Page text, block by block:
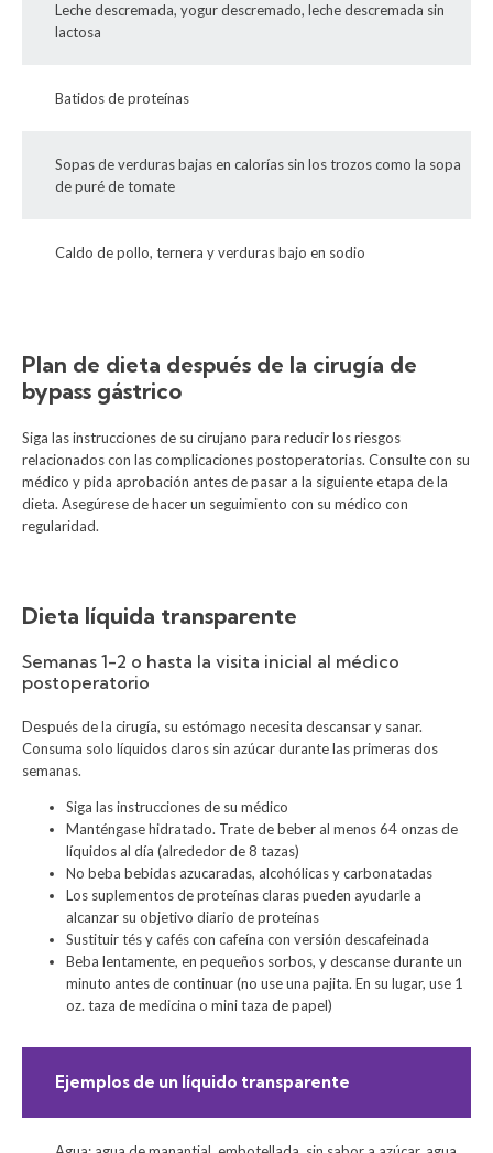
Leche descremada, yogur descremado, leche descremada sin
lactosa
Batidos de proteínas
Sopas de verduras bajas en calorías sin los trozos como la sopa
de puré de tomate
Caldo de pollo, ternera y verduras bajo en sodio
Plan de dieta después de la cirugía de
bypass gástrico
Siga las instrucciones de su cirujano para reducir los riesgos
relacionados con las complicaciones postoperatorias. Consulte con su
médico y pida aprobación antes de pasar a la siguiente etapa de la
dieta. Asegúrese de hacer un seguimiento con su médico con
regularidad.
Dieta líquida transparente
Semanas 1-2 o hasta la visita inicial al médico
postoperatorio
Después de la cirugía, su estómago necesita descansar y sanar.
Consuma solo líquidos claros sin azúcar durante las primeras dos
semanas.
Siga las instrucciones de su médico
Manténgase hidratado. Trate de beber al menos 64 onzas de
líquidos al día (alrededor de 8 tazas)
No beba bebidas azucaradas, alcohólicas y carbonatadas
Los suplementos de proteínas claras pueden ayudarle a
alcanzar su objetivo diario de proteínas
Sustituir tés y cafés con cafeína con versión descafeinada
Beba lentamente, en pequeños sorbos, y descanse durante un
minuto antes de continuar (no use una pajita. En su lugar, use 1
oz. taza de medicina o mini taza de papel)
Ejemplos de un líquido transparente